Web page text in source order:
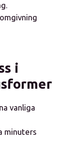
i
vanliga
minuters